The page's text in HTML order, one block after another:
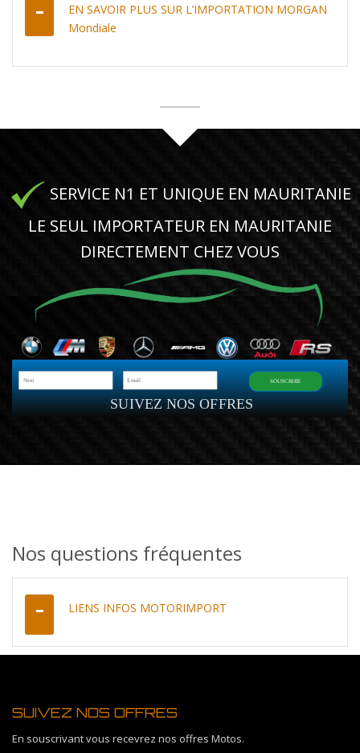
EN SAVOIR PLUS SUR L’IMPORTATION MORGAN
Mondiale
SERVICE N1 ET UNIQUE EN MAURITANIE
LE SEUL IMPORTATEUR EN MAURITANIE
DIRECTEMENT CHEZ VOUS
SUIVEZ NOS OFFRES
SOUSCRIRE
Nos questions fréquentes
LIENS INFOS MOTORIMPORT
SUIVEZ NOS OFFRES
En souscrivant vous recevrez nos offres Motos.